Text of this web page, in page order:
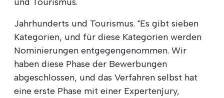
Jahrhunderts und Tourismus. "Es gibt sieben
Kategorien, und für diese Kategorien werden
Nominierungen entgegengenommen. Wir
haben diese Phase der Bewerbungen
abgeschlossen, und das Verfahren selbst hat
eine erste Phase mit einer Expertenjury,